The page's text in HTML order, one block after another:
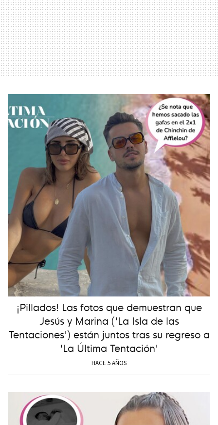
¡Pillados! Las fotos que demuestran que
Jesús y Marina ('La Isla de las
Tentaciones') están juntos tras su regreso a
'La Última Tentación'
HACE 5 AÑOS